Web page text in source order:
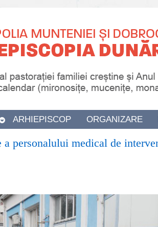
ARHIEPISCOP ORGANIZARE
personalului medical de